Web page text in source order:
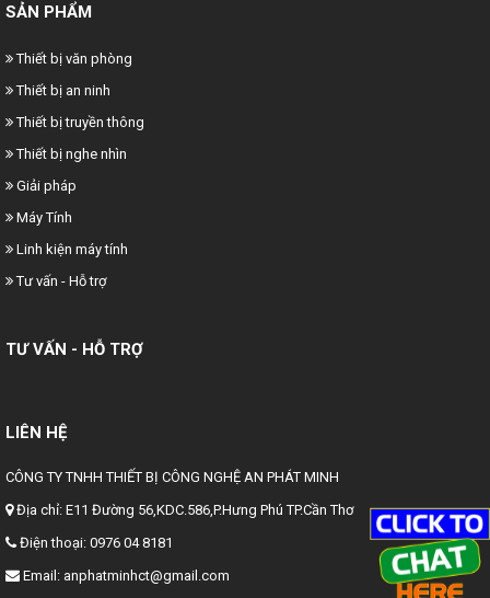
SẢN PHẨM
Thiết bị văn phòng
Thiết bị an ninh
Thiết bị truyền thông
Thiết bị nghe nhìn
Giải pháp
Máy Tính
Linh kiện máy tính
Tư vấn - Hỗ trợ
TƯ VẤN - HỖ TRỢ
LIÊN HỆ
CÔNG TY TNHH THIẾT BỊ CÔNG NGHỆ AN PHÁT MINH
Địa chỉ: E11 Đường 56,KDC.586,P.Hưng Phú TP.Cần Thơ
Điện thoại: 0976 04 8181
Email: anphatminhct@gmail.com